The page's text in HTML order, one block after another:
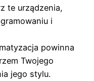
te urządzenia,
i
powinna
Twojego
jego stylu.